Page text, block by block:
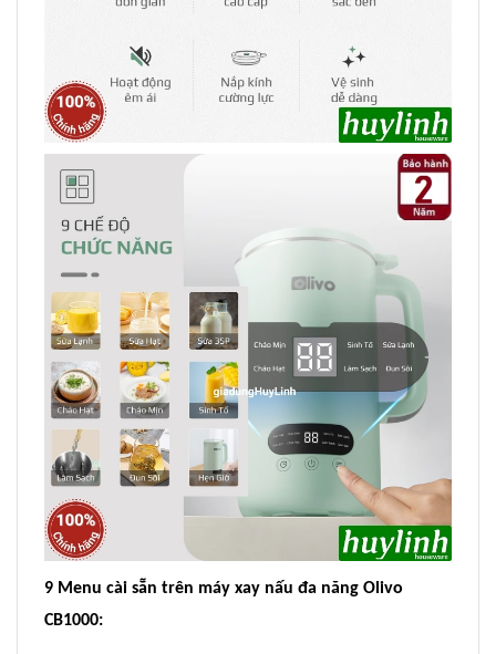
9 Menu cài sẵn trên máy xay nấu đa năng Olivo
CB1000: